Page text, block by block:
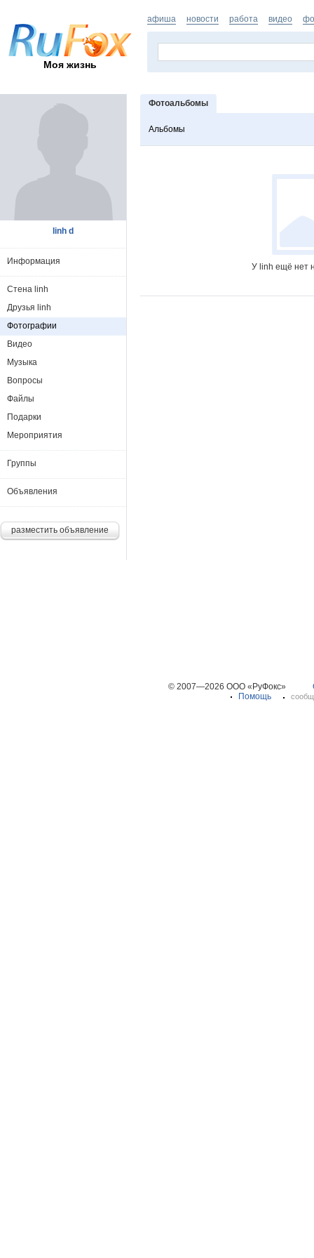
Моя жизнь
афиша новости работа видео
Фотоальбомы
Альбомы
У linh ещё нет
linh d
Информация
Стена linh
Друзья linh
Фотографии
Видео
Музыка
Вопросы
Файлы
Подарки
Мероприятия
Группы
Объявления
разместить объявление
© 2007—2026 ООО «РуФокс»
Помощь